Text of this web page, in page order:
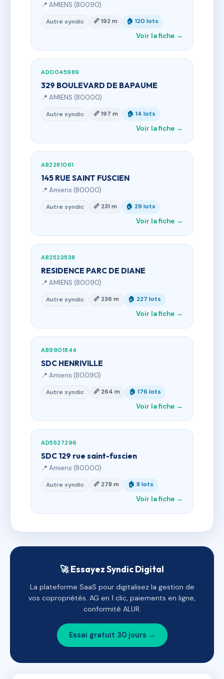
📍 AMIENS (80090)
Autre syndic 📏 192 m 🏠 120 lots
Voir la fiche →
AD0045989
329 BOULEVARD DE BAPAUME
📍 AMIENS (80000)
Autre syndic 📏 197 m 🏠 14 lots
Voir la fiche →
AB2281061
145 RUE SAINT FUSCIEN
📍 Amiens (80000)
Autre syndic 📏 231 m 🏠 29 lots
Voir la fiche →
AB2523538
RESIDENCE PARC DE DIANE
📍 AMIENS (80090)
Autre syndic 📏 236 m 🏠 227 lots
Voir la fiche →
AB9901844
SDC HENRIVILLE
📍 Amiens (80090)
Autre syndic 📏 264 m 🏠 176 lots
Voir la fiche →
AD5527296
SDC 129 rue saint-fuscien
📍 Amiens (80000)
Autre syndic 📏 278 m 🏠 8 lots
Voir la fiche →
🚀 Essayez Syndic Digital
La plateforme SaaS pour digitalisez la gestion de
vos copropriétés. AG en 1 clic, paiements en ligne,
conformité ALUR.
Essai gratuit 30 jours →